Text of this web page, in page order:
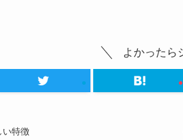
よかったら
い特徴